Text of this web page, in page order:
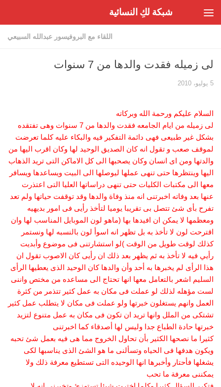
شبكة لكِ النسائية
اللقاء مع البروفيسور عبدالله السبيعي
لى زميله فقدت والدها من 7 سنوات
5 يوليو، 2010
السلام عليكم ورحمة الله وبركاته
لى زميله من ايام الجامعه فقدت والدها من 7 سنوات وهى تفتقده
بشكل غير طبيعى فهى دائمة التفكير فيه والبكاء عليه كلما تعرضت
لموقف صعب و تقول انه كان الصديق الوحيد لها وكان اقرب اليها من
والدتها ومن اى انسان وكان يصحبها الى كل الاماكن التى تريد الذهاب
اليها وينتظرها حتى تنهى عملها ليوصلها الى البيت ويساعدها ويسافر
معها الى مكتبات الكليات حتى تنهى دراساتها العليا التى اعتذرت
عنها بعد وفاته اخبرتنى انه منذ وفاة والدها وقد توقفت حياتها ولم تعد
تفرح بأى شئ تتصل بى تقريبا يوميا لتأخذ رأيى فى امور بديهيه
ومعظمها لا يمكن ان افيدها بها (ماهو لون الموبايل المناسب لها وان
اقترحت لون لا تأخذ به بل تظهر انه اسوأ لون بالنسبه لها ونستمر
كذلك لوقت طويل من الوقت )لو استشارتنى فى موضوع وأبديت
رأيي فيه لا تأخذ به ثم يظهر بعد ذلك ان رأيى كان الاصوب تقول ان
هذا الرأى لم يخبرها به أحد وأن والدها كان الوحيد الذى يعطيها الرأى
السليم اشعر بالتعامل معها انها تحتاج الى مساعده من مختص واننى
لست مؤهله لذلك لو عملت فى مكان به عمل كثير تتذمر من كثرة
العمل وانهم يستغلون خبرتها ولو عملت فى مكان لا يتطلب عمل كثير
تشتكى من الملل وانها تريد ان تكون فى مكان به عمل متنوع لتزيد
خبرتها حادة الطباع جدا وليس لها أصدقاء كما اخبرتنى
كثيرا ما نصحها الكثير بأن تحاول الخروج مما هى فيه بعمل شئ تحبه
ويكون هدفها فى الحياه وتسألنى ما هو الشئ الذى يناسبها لكى
يشغلها فأحتار وأخبرها انها الوحيده التى تستطيع معرفة ذلك ولا
يمكننى معرفة ما تحب